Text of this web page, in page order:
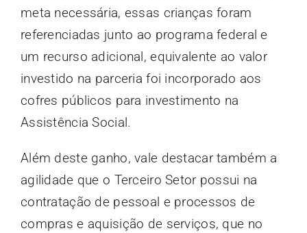
meta necessária, essas crianças foram
referenciadas junto ao programa federal e
um recurso adicional, equivalente ao valor
investido na parceria foi incorporado aos
cofres públicos para investimento na
Assistência Social.
Além deste ganho, vale destacar também a
agilidade que o Terceiro Setor possui na
contratação de pessoal e processos de
compras e aquisição de serviços, que no